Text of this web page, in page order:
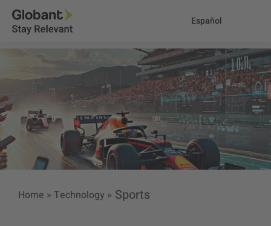
Español
Home » Technology » Sports